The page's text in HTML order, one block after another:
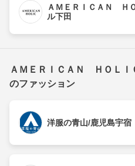
ＡＭＥＲＩＣＡＮ Ｈ
ル下田
ＡＭＥＲＩＣＡＮ ＨＯＬＩ
のファッション
洋服の青山/鹿児島宇宿